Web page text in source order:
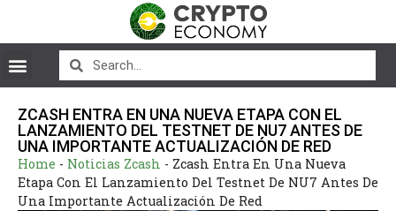
ZCASH ENTRA EN UNA NUEVA ETAPA CON EL
LANZAMIENTO DEL TESTNET DE NU7 ANTES DE
UNA IMPORTANTE ACTUALIZACIÓN DE RED
Home - Noticias Zcash - Zcash Entra En Una Nueva
Etapa Con El Lanzamiento Del Testnet De NU7 Antes De
Una Importante Actualización De Red